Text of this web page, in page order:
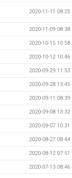
2020-11-11 08:25
2020-11-09 08:38
2020-10-15 10:58
2020-10-12 10:46
2020-09-29 11:53
2020-09-28 13:45
2020-09-11 08:39
2020-09-08 13:32
2020-09-07 10:31
2020-08-27 08:44
2020-08-12 07:51
2020-07-13 08:46